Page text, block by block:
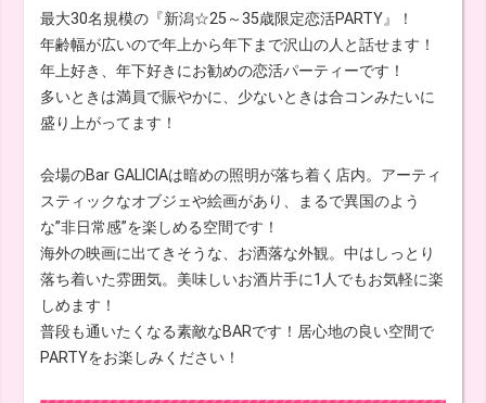
最大30名規模の『新潟☆25～35歳限定恋活PARTY』！
年齢幅が広いので年上から年下まで沢山の人と話せます！
年上好き、年下好きにお勧めの恋活パーティーです！
多いときは満員で賑やかに、少ないときは合コンみたいに
盛り上がってます！
会場のBar GALICIAは暗めの照明が落ち着く店内。アーティ
スティックなオブジェや絵画があり、まるで異国のよう
な”非日常感”を楽しめる空間です！
海外の映画に出てきそうな、お洒落な外観。中はしっとり
落ち着いた雰囲気。美味しいお酒片手に1人でもお気軽に楽
しめます！
普段も通いたくなる素敵なBARです！居心地の良い空間で
PARTYをお楽しみください！